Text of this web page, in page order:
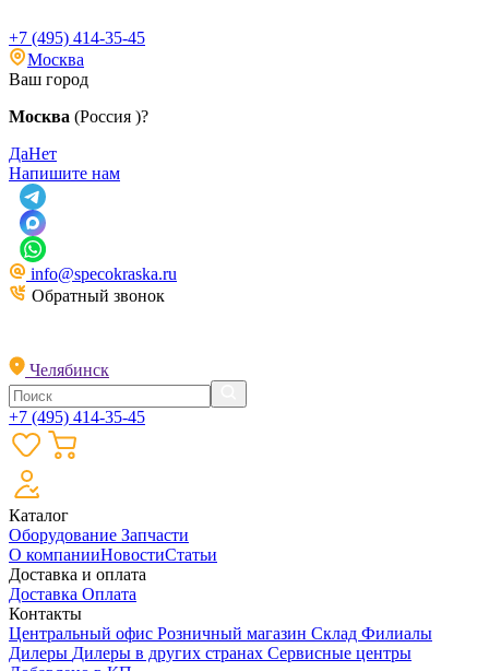
+7 (495) 414-35-45
Москва
Ваш город
Москва (Россия )?
ДаНет
Напишите нам
info@specokraska.ru
Обратный звонок
Челябинск
+7 (495) 414-35-45
Каталог
Оборудование Запчасти
О компанииНовостиСтатьи
Доставка и оплата
Доставка Оплата
Контакты
Центральный офис Розничный магазин Склад Филиалы
Дилеры Дилеры в других странах Сервисные центры